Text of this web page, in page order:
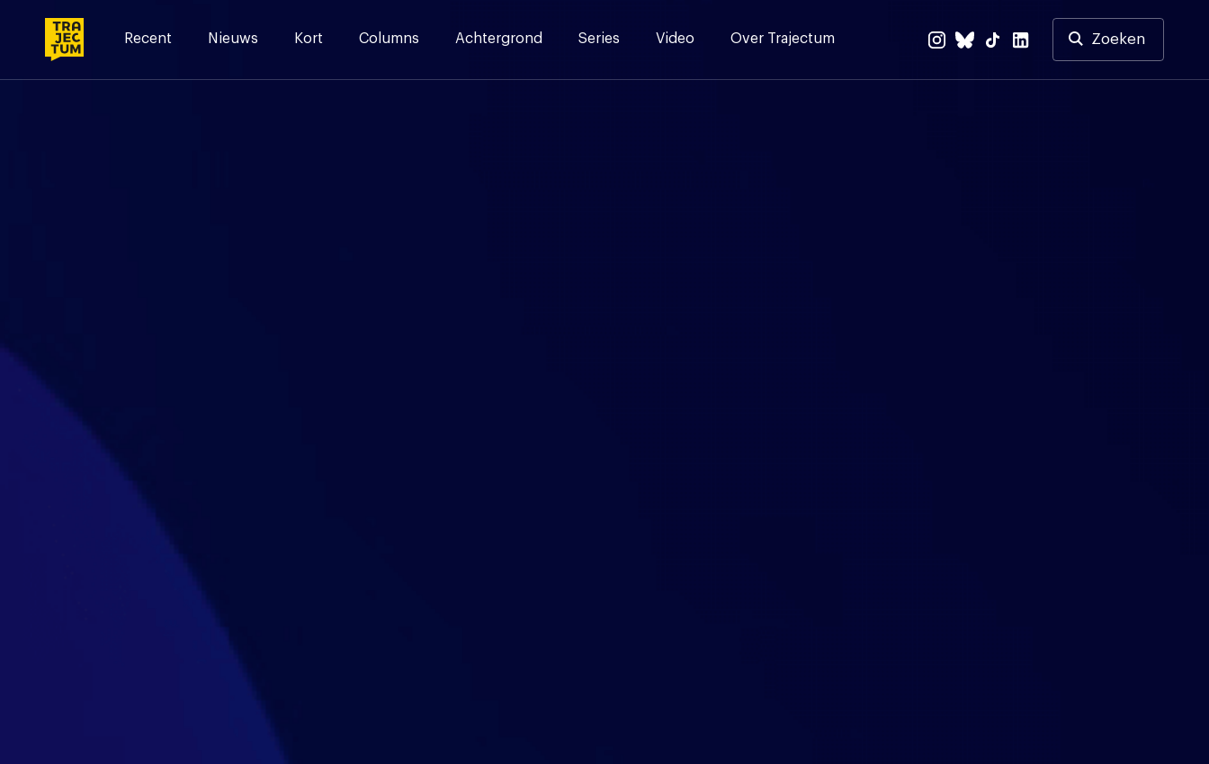
Recent Nieuws Kort Columns Achtergrond Series Video Over Trajectum Zoeken